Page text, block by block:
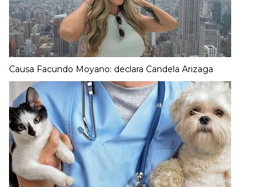
Causa Facundo Moyano: declara Candela Arizaga